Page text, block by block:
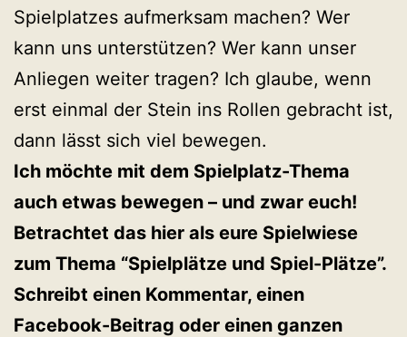
Spielplatzes aufmerksam machen? Wer
kann uns unterstützen? Wer kann unser
Anliegen weiter tragen? Ich glaube, wenn
erst einmal der Stein ins Rollen gebracht ist,
dann lässt sich viel bewegen.
Ich möchte mit dem Spielplatz-Thema
auch etwas bewegen – und zwar euch!
Betrachtet das hier als eure Spielwiese
zum Thema “Spielplätze und Spiel-Plätze”.
Schreibt einen Kommentar, einen
Facebook-Beitrag oder einen ganzen